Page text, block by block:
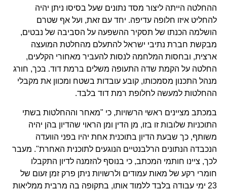
ההחלטה הייתה ליצור מסד נתונים שעל בסיסו ניתן יהיה
להחליט איזו חלופה עדיפה. יחד עם זאת, ועל אף שטרם
הושלמה הכנתו של תסקיר ההשפעה על הסביבה של נבטים,
מבקשת חברת נתיבי ישראל להתעלם מהחלטת המועצה
ארצית, ובחסות המלחמה לנסות להעביר מאחורי הקלעים,
החלטה על הקמת שדה התעופה משלים ברמת דוד. בכך, חורג
מנהל התכנון מסמכותו, קובע עובדות בשטח ומכוון את מקבלי
ההחלטות למעשה לחלופת רמת דוד בלבד.
במכתב מציינים ראשי הרשויות, כי "מאחר וההחלטות בשתי
התוכניות שלובות זו בזו, מן הדין ומן הראוי שהדיון בהן יהיה
משותף, כך שבעת הדיון בתוכנית אחת יהיו בפני הוועדה
הנכבדה הנתונים הרלבנטיים הנוגעים לתוכנית האחרת". מעבר
לכך, ציינו חותמי המכתב, כי בנוסף להזמנה לדיון התקבלו
חומרי רקע של מאות עמודים ולרשויות ניתן פרק זמן זעום של
23 ימי עבודה בלבד ללמוד אותו, בתקופה בה מרבית ממליאות